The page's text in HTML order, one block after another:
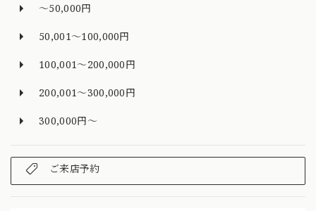
～50,000円
50,001～100,000円
100,001～200,000円
200,001～300,000円
300,000円～
ご来店予約